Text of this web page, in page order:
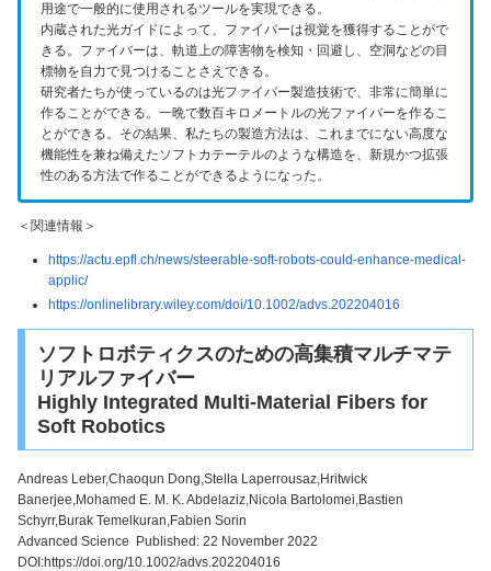
用途で一般的に使用されるツールを実現できる。
内蔵された光ガイドによって、ファイバーは視覚を獲得することがで
きる。ファイバーは、軌道上の障害物を検知・回避し、空洞などの目
標物を自力で見つけることさえできる。
研究者たちが使っているのは光ファイバー製造技術で、非常に簡単に
作ることができる。一晩で数百キロメートルの光ファイバーを作るこ
とができる。その結果、私たちの製造方法は、これまでにない高度な
機能性を兼ね備えたソフトカテーテルのような構造を、新規かつ拡張
性のある方法で作ることができるようになった。
＜関連情報＞
https://actu.epfl.ch/news/steerable-soft-robots-could-enhance-medical-
applic/
https://onlinelibrary.wiley.com/doi/10.1002/advs.202204016
ソフトロボティクスのための高集積マルチマテ
リアルファイバー
Highly Integrated Multi-Material Fibers for
Soft Robotics
Andreas Leber,Chaoqun Dong,Stella Laperrousaz,Hritwick
Banerjee,Mohamed E. M. K. Abdelaziz,Nicola Bartolomei,Bastien
Schyrr,Burak Temelkuran,Fabien Sorin
Advanced Science Published: 22 November 2022
DOI:https://doi.org/10.1002/advs.202204016